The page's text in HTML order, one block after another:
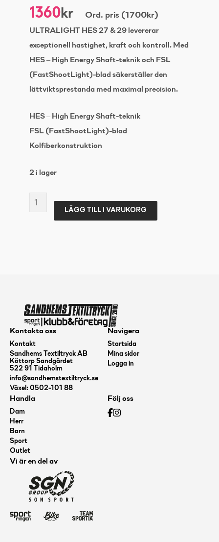
1360kr Ord. pris (1700kr)
ULTRALIGHT HES 27 & 29 levererar
exceptionell hastighet, kraft och kontroll. Med
HES – High Energy Shaft-teknik och FSL
(FastShootLight)-blad säkerställer den
lättviktsprestanda med maximal precision.
HES – High Energy Shaft-teknik
FSL (FastShootLight)-blad
Kolfiberkonstruktion
2 i lager
OXDOG
ULTRALIGHT
L-
96
cm
mängd
LÄGG TILL I VARUKORG
Kontakta oss
Kontakt
Sandhems Textiltryck AB
Köttorp Sandgärdet
522 91 Tidaholm
info@sandhemstextiltryck.se
Växel: 0502-101 88
Navigera
Startsida
Mina sidor
Logga in
Handla
Dam
Herr
Barn
Sport
Outlet
Följ oss
Vi är en del av